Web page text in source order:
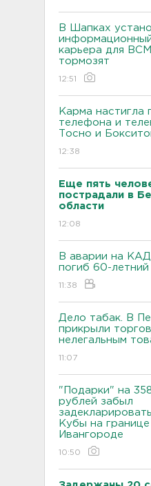
В Шапках
карьера для
тормозят
12:51
Карма настигла
телефона и
Тосно и
12:38
Еще пять
пострадали в
области
12:08
В аварии на
погиб 60-летний
11:38
Дело табак. В
прикрыли
нелегальным
11:07
"Подарки" на
рублей забыл
Кубы на границе
Ивангороде
10:50